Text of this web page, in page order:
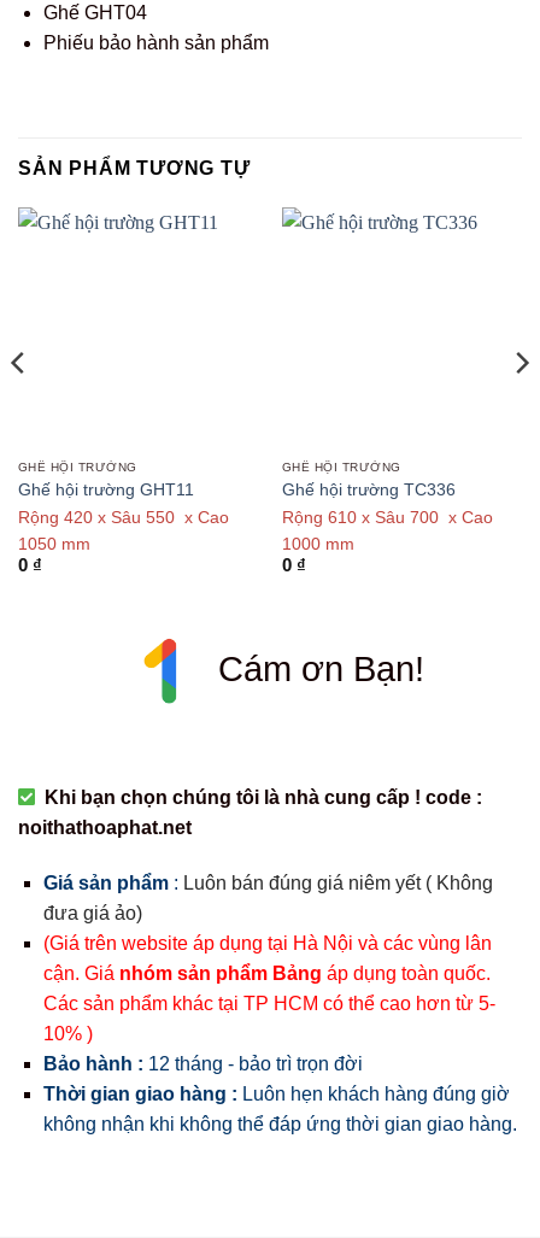
Ghế GHT04
Phiếu bảo hành sản phẩm
SẢN PHẨM TƯƠNG TỰ
GHẾ HỘI TRƯỜNG
Ghế hội trường GHT11
Rộng 420 x Sâu 550 x Cao
1050 mm
0 ₫
GHẾ HỘI TRƯỜNG
Ghế hội trường TC336
Rộng 610 x Sâu 700 x Cao
1000 mm
0 ₫
Cám ơn Bạn!
Khi bạn chọn chúng tôi là nhà cung cấp ! code :
noithathoaphat.net
Giá sản phẩm: Luôn bán đúng giá niêm yết ( Không
đưa giá ảo)
(Giá trên website áp dụng tại Hà Nội và các vùng lân
cận. Giá nhóm sản phẩm Bảng áp dụng toàn quốc.
Các sản phẩm khác tại TP HCM có thể cao hơn từ 5-
10% )
Bảo hành : 12 tháng - bảo trì trọn đời
Thời gian giao hàng : Luôn hẹn khách hàng đúng giờ
không nhận khi không thể đáp ứng thời gian giao hàng.